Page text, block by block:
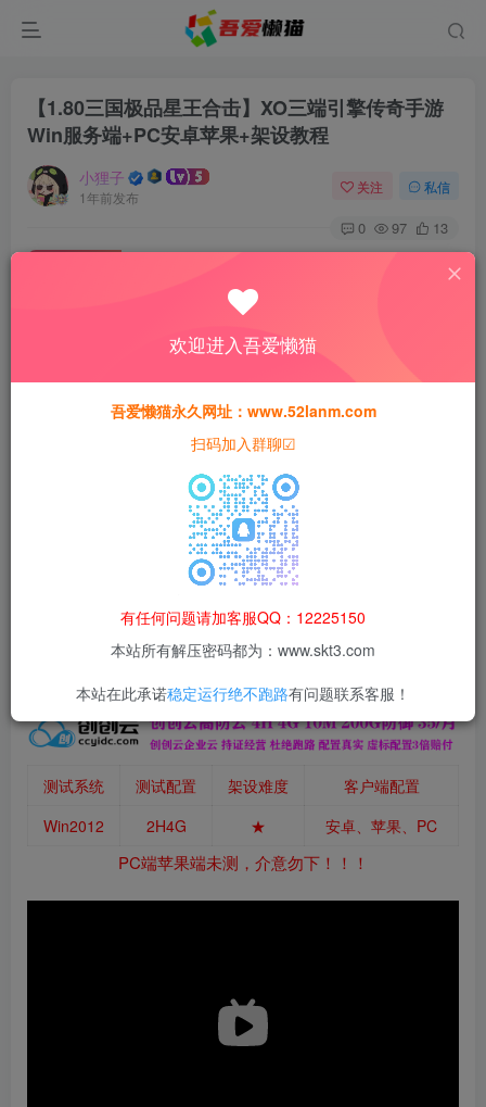
【1.80三国极品星王合击】XO三端引擎传奇手游
Win服务端+PC安卓苹果+架设教程
小狸子
1年前发布
关注 私信
0 97 13
此内容为付费资源，请付费后查看
猫粮30
黄金会员猫粮15 钻石会员 免费
本站所有资源均为网络收集整理而来，仅供学习研究使用，请在下
载后24h内删除，谢谢合作！
本站资源仅用于学习交流，禁止商业运营与违法、侵权
果由使用者自行承担。
测试系统 测试配置 架设难度
客户端配置
Win2012
2H4G ★ 安卓、苹果、PC
PC端苹果端未测，介意勿下！！！
欢迎进入吾爱懒猫
吾爱懒猫永久网址：www.52lanm.com
扫码加入群聊☑
有任何问题请加客服QQ：12225150
本站所有解压密码都为：www.skt3.com
本站在此承诺稳定运行绝不跑路有问题联系客服！